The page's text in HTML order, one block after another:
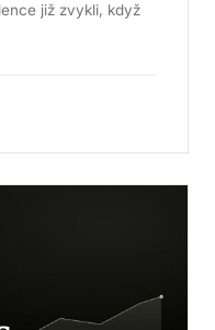
již zvykli, když